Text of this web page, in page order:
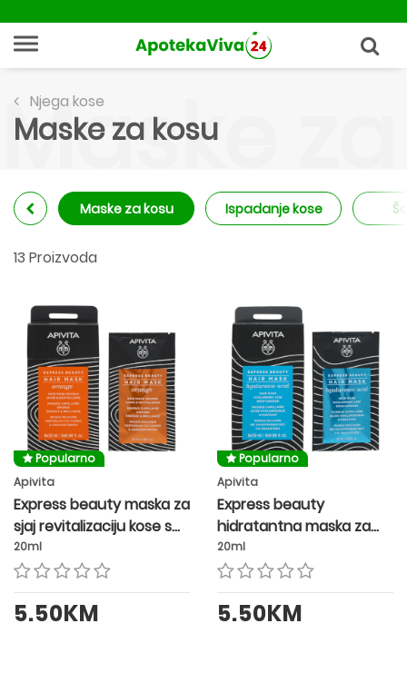
Njega kose
Maske za kosu
Maske
Maske za kosu Ispadanje kose
13 Proizvoda
Popularno
Apivita
Express beauty maska za
sjaj revitalizaciju kose s
narančom
20ml
5.50KM
Popularno
Apivita
Express beauty
hidratantna maska za
kosu s hijaluronskom
kiselinom
20ml
5.50KM